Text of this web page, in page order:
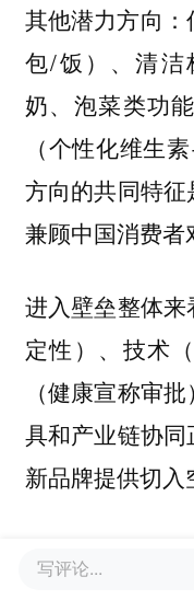
其他潜力方向
包/饭）、清洁
奶、泡菜类功
（个性化维生
方向的共同特
兼顾中国消费者
进入壁垒整体来
定性）、技术
（健康宣称审
具和产业链协
新品牌提供切入
初步需求测算
人群和中产消
写评论...